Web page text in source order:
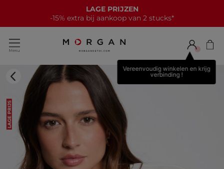
LAGE PRIJZEN
-15% extra bij aankoop van 2 stucks*
Vereenvoudig winkelen en krijg
verbinding !
LAGE PRIJS